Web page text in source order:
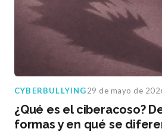
CYBERBULLYING29 de mayo de
¿Qué es el ciberacoso?
formas y en qué se